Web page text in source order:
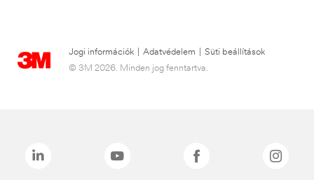
Jogi információk Adatvédelem
Süti beállítások
© 3M 2026. Minden jog fenntartva.